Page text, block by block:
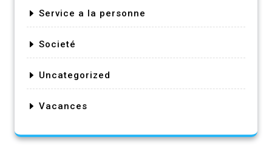
Service a la personne
Societé
Uncategorized
Vacances